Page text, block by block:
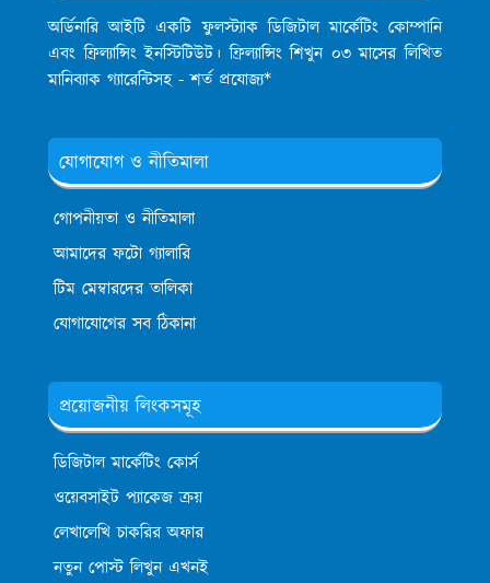
অর্ডিনারি আইটি একটি ফুলস্ট্যাক ডিজিটাল মার্কেটিং কোম্পানি
এবং ফ্রিল্যান্সিং ইনস্টিটিউট। ফ্রিল্যান্সিং শিখুন ০৩ মাসের লিখিত
মানিব্যাক গ্যারেন্টিসহ - শর্ত প্রযোজ্য*
যোগাযোগ ও নীতিমালা
গোপনীয়তা ও নীতিমালা
আমাদের ফটো গ্যালারি
টিম মেম্বারদের তালিকা
যোগাযোগের সব ঠিকানা
প্রয়োজনীয় লিংকসমূহ
ডিজিটাল মার্কেটিং কোর্স
ওয়েবসাইট প্যাকেজ ক্রয়
লেখালেখি চাকরির অফার
নতুন পোস্ট লিখুন এখনই